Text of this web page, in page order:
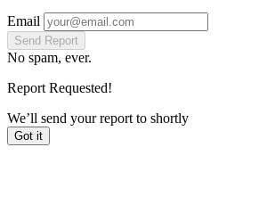
Email
Send Report
No spam, ever.
Report Requested!
We’ll send your report to shortly
Got it